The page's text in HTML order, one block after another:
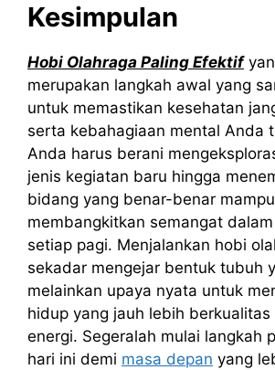
Kesimpulan
Hobi Olahraga Paling Efektif
merupakan langkah awal yang
untuk memastikan kesehatan
serta kebahagiaan mental Anda
Anda harus berani
jenis kegiatan baru hingga
bidang yang benar-benar mampu
membangkitkan semangat
setiap pagi. Menjalankan hobi
sekadar mengejar bentuk tubuh
melainkan upaya nyata untuk
hidup yang jauh lebih berkualitas
energi. Segeralah mulai langkah
hari ini demi masa depan yang